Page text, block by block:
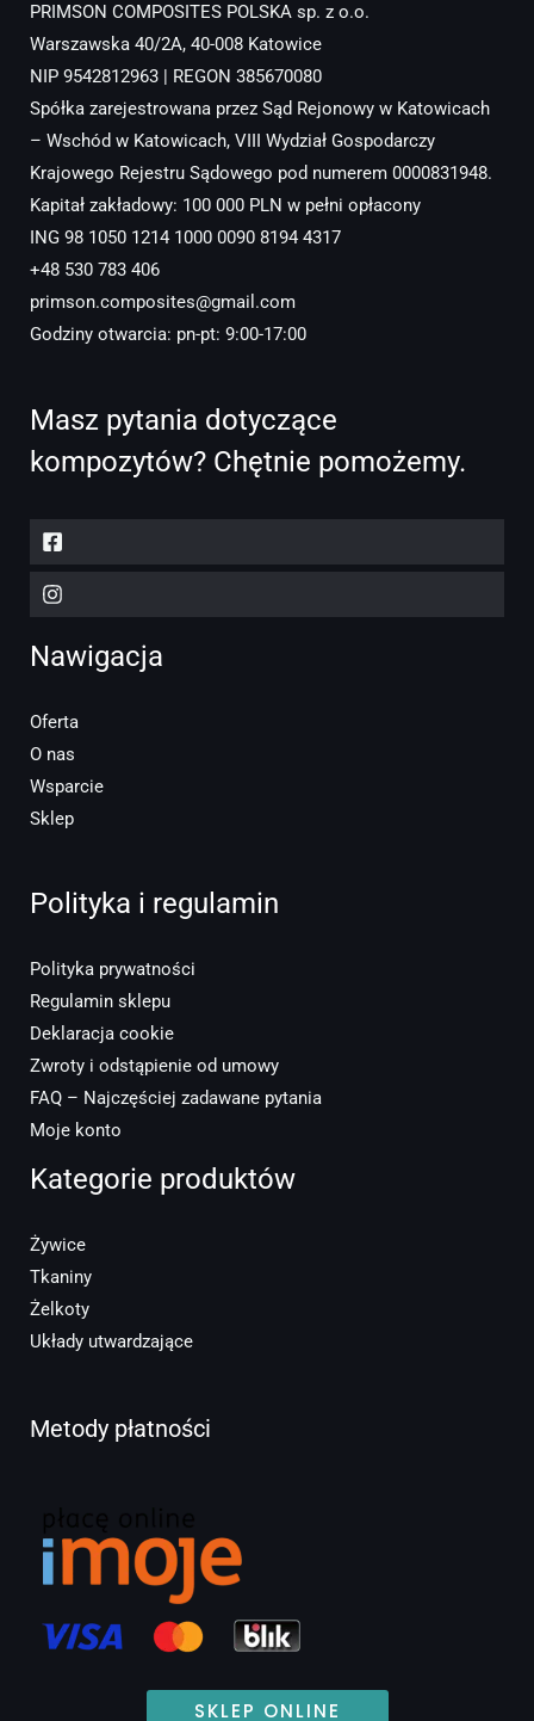
PRIMSON COMPOSITES POLSKA sp. z o.o.
Warszawska 40/2A, 40-008 Katowice
NIP 9542812963 | REGON 385670080
Spółka zarejestrowana przez Sąd Rejonowy w Katowicach
– Wschód w Katowicach, VIII Wydział Gospodarczy
Krajowego Rejestru Sądowego pod numerem 0000831948.
Kapitał zakładowy: 100 000 PLN w pełni opłacony
ING 98 1050 1214 1000 0090 8194 4317
+48 530 783 406
primson.composites@gmail.com
Godziny otwarcia: pn-pt: 9:00-17:00
Masz pytania dotyczące
kompozytów? Chętnie pomożemy.
Nawigacja
Oferta
O nas
Wsparcie
Sklep
Polityka i regulamin
Polityka prywatności
Regulamin sklepu
Deklaracja cookie
Zwroty i odstąpienie od umowy
FAQ – Najczęściej zadawane pytania
Moje konto
Kategorie produktów
Żywice
Tkaniny
Żelkoty
Układy utwardzające
Metody płatności
SKLEP ONLINE